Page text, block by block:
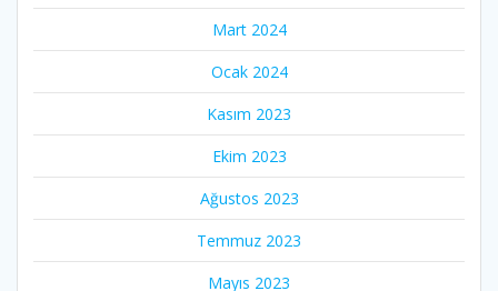
Mart 2024
Ocak 2024
Kasım 2023
Ekim 2023
Ağustos 2023
Temmuz 2023
Mayıs 2023